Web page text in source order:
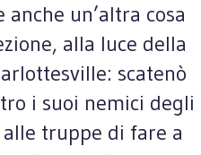
un’altra cosa
alla luce della
scatenò
i suoi nemici degli
truppe di fare a